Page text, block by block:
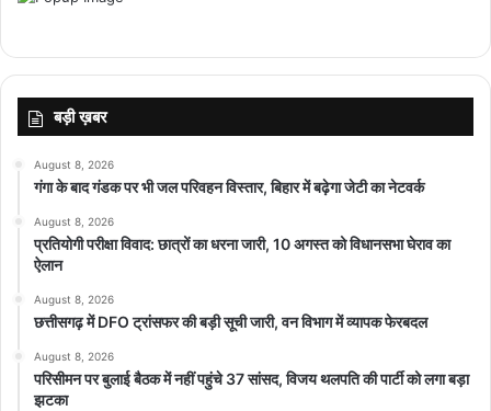
बड़ी ख़बर
August 8, 2026
गंगा के बाद गंडक पर भी जल परिवहन विस्तार, बिहार में बढ़ेगा जेटी का नेटवर्क
August 8, 2026
प्रतियोगी परीक्षा विवाद: छात्रों का धरना जारी, 10 अगस्त को विधानसभा घेराव का
ऐलान
August 8, 2026
छत्तीसगढ़ में DFO ट्रांसफर की बड़ी सूची जारी, वन विभाग में व्यापक फेरबदल
August 8, 2026
परिसीमन पर बुलाई बैठक में नहीं पहुंचे 37 सांसद, विजय थलपति की पार्टी को लगा बड़ा
झटका